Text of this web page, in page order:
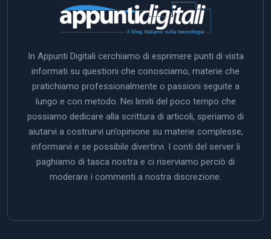
In Appunti Digitali cerchiamo di esprimere punti di vista
informati su questioni che conosciamo, materie che
pratichiamo professionalmente o passioni seguite a
lungo e con metodo. Nei limiti del poco tempo che
possiamo dedicare alla scrittura di articoli, speriamo di
aiutarvi a costruirvi un’opinione su materie complesse,
informarvi e se possibile divertirvi. I conti del server li
paghiamo di tasca nostra e ci riserviamo perciò di
moderare i commenti a nostra discrezione.